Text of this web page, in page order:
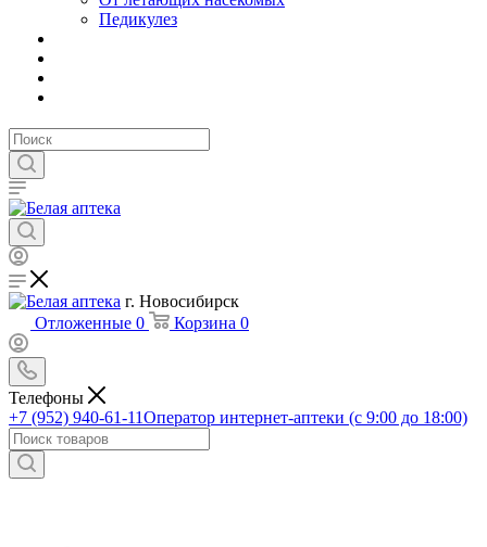
Педикулез
г. Новосибирск
Отложенные 0 Корзина 0
Телефоны
+7 (952) 940-61-11Оператор интернет-аптеки (с 9:00 до 18:00)